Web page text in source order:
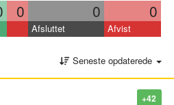
0 0 0
Afsluttet Afvist
Seneste opdaterede
+42